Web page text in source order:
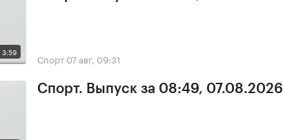
3:59 Спорт 07 авг, 09:31
Спорт. Выпуск за 08:49, 07.08.2026